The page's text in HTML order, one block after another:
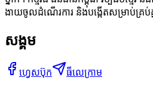
ងាយចូលដំណើរការ និងបង្កើតសម្រាប់គ្រប់គ្
សង្គម
ហ្វេសប៊ុក ធីលេក្រាម